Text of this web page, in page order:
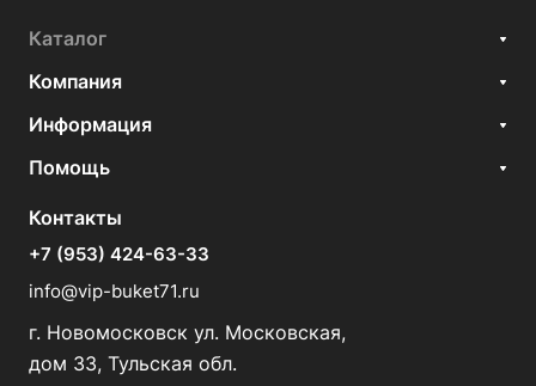
Каталог
Компания
Информация
Помощь
Контакты
+7 (953) 424-63-33
info@vip-buket71.ru
г. Новомосковск ул. Московская,
дом 33, Тульская обл.